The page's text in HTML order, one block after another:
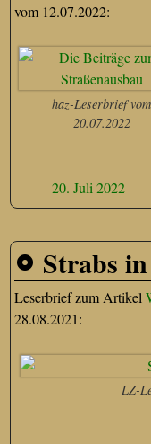
vom 12.07.2022:
haz-Leserbrief vom
20.07.2022
20. Juli 2022
Strabs
Leserbrief zum Artikel
28.08.2021:
LZ-